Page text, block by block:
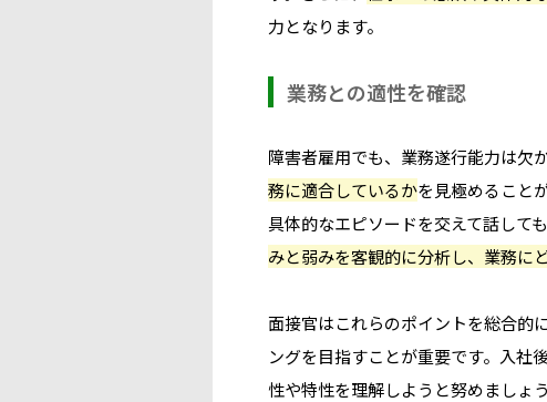
力となります。
業務との適性を確認
障害者雇用でも、業務遂行能力は欠
務に適合しているかを見極めること
具体的なエピソードを交えて話して
みと弱みを客観的に分析し、業務に
面接官はこれらのポイントを総合的
ングを目指すことが重要です。入社
性や特性を理解しようと努めましょう